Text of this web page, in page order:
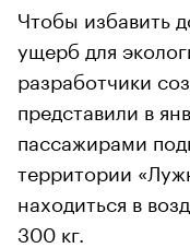
Чтобы избавить
ущерб для
разработчики
представили в
пассажирами
территории
находиться в
300 кг.